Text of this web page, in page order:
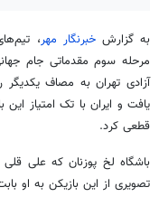
به گزارشخبرنگار مهر،
قطعی کرد.
باشگاه لخ پوزنان که علی
تصویری از این بازیکن به او بابت صعود